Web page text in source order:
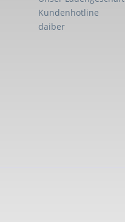
Kundenhotline
daiber